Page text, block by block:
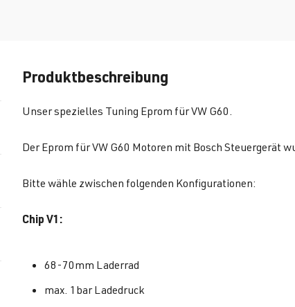
Produktbeschreibung
Unser spezielles Tuning Eprom für VW G60.
Der Eprom für VW G60 Motoren mit Bosch Steuergerät
Bitte wähle zwischen folgenden Konfigurationen:
Chip V1:
68-70mm Laderrad
max. 1bar Ladedruck